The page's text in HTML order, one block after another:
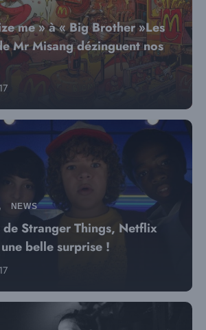
me » à « Big Brother »Les
Mr Misang dézinguent nos
, NEWS
de Stranger Things, Netflix
belle surprise !